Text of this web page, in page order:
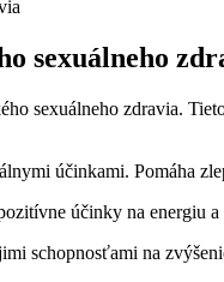
sexuálneho
sexuálneho zdravia.
účinkami. Pomáha
účinky na
schopnosťami na